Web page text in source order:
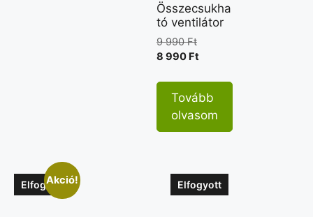
Összecsukha
tó ventilátor
9 990Ft
8 990 Ft
Tovább
olvasom
Akció!
Elfogyott Elfogyott